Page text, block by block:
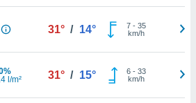
31° / 14° 7- 35
km/h
l/m²
31° / 15° 6- 33
km/h